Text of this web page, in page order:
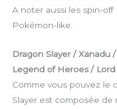
A noter aussi les spin-
Pokémon-like.
Dragon Slayer / Xanadu
Legend of Heroes /
Comme vous pouvez le
Slayer est composée de